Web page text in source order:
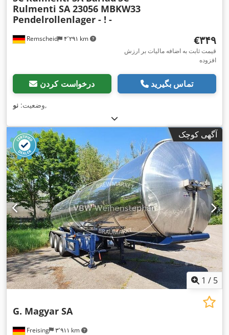
Remscheid ۴٬۲۹۱ km
Rulmenti SA 23056 MBKW33
Pendelrollenlager - ! -
‎€۳۴۹
قیمت ثابت به اضافه مالیات بر ارزش
افزوده
درخواست کردن تماس بگیرید
وضعیت: نو ,
آگهی کوچک
1 / 5
Freising ۳٬۹۱۱ km
G. Magyar SA